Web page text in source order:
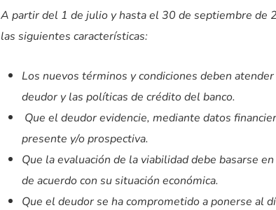
A partir del 1 de julio y hasta el 30 de septiembre de
las siguientes características:
Los nuevos términos y condiciones deben
deudor y las políticas de crédito del banco.
Que el deudor evidencie, mediante datos
presente y/o prospectiva.
Que la evaluación de la viabilidad debe basarse
de acuerdo con su situación económica.
Que el deudor se ha comprometido a ponerse al